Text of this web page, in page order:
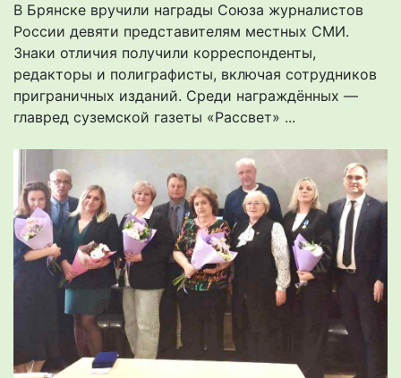
В Брянске вручили награды Союза журналистов
России девяти представителям местных СМИ.
Знаки отличия получили корреспонденты,
редакторы и полиграфисты, включая сотрудников
приграничных изданий. Среди награждённых —
главред суземской газеты «Рассвет» ...